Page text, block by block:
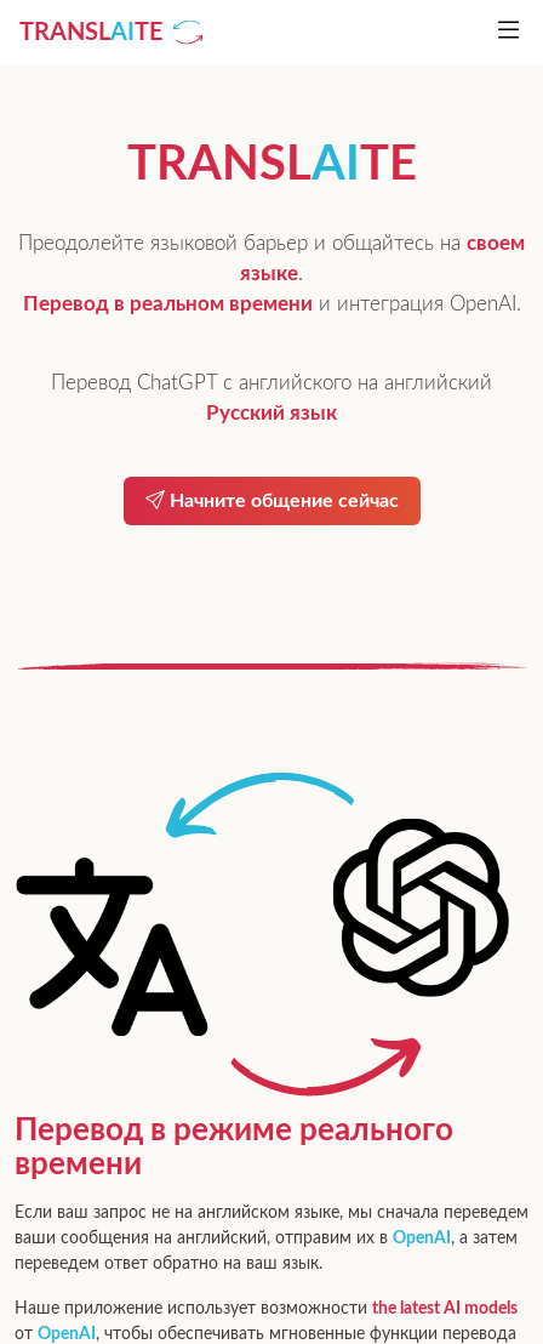
TRANSLAI TE
TRANSLAI TE
Преодолейте языковой барьер и общайтесь на своем
языке.
Перевод в реальном времени и интеграция OpenAI.
Перевод ChatGPT с английского на английский
Русский язык
Начните общение сейчас
Перевод в режиме реального
времени
Если ваш запрос не на английском языке, мы сначала переведем
ваши сообщения на английский, отправим их в OpenAI , а затем
переведем ответ обратно на ваш язык.
Наше приложение использует возможности the latest AI models
от OpenAI , чтобы обеспечивать мгновенные функции перевода